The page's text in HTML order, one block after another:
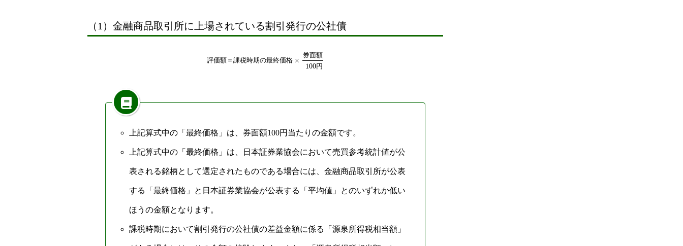
（1）金融商品取引所に上場されている割引発行の公社債
評価額＝ 課税時期の最終価格 ×
券面額
100円
上記算式中の「最終価格」は、券面額100円当たりの金額です。
上記算式中の「最終価格」は、日本証券業協会において売買参考統計値が公
表される銘柄として選定されたものである場合には、金融商品取引所が公表
する「最終価格」と日本証券業協会が公表する「平均値」とのいずれか低い
ほうの金額となります。
課税時期において割引発行の公社債の差益金額に係る「源泉所得税相当額」